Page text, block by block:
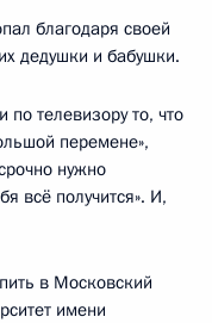
благодаря своей
дедушки и бабушки.
телевизору то, что
перемене»,
нужно
всё получится». И,
в Московский
имени